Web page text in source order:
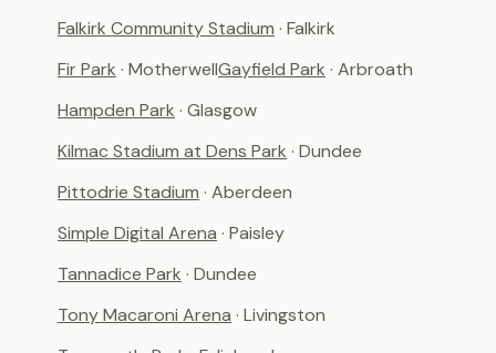
Falkirk Community Stadium · Falkirk
Fir Park · MotherwellGayfield Park · Arbroath
Hampden Park · Glasgow
Kilmac Stadium at Dens Park · Dundee
Pittodrie Stadium · Aberdeen
Simple Digital Arena · Paisley
Tannadice Park · Dundee
Tony Macaroni Arena · Livingston